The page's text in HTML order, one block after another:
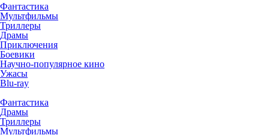
Фантастика
Мультфильмы
Триллеры
Драмы
Приключения
Боевики
Научно-популярное кино
Ужасы
Blu-ray
Фантастика
Драмы
Триллеры
Мультфильмы